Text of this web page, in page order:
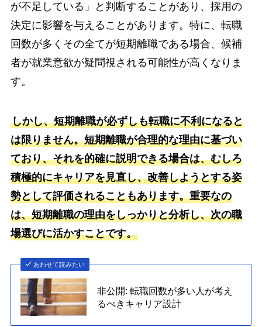
が不足している」と判断することがあり、採用の
決定に影響を与えることがあります。特に、転職
回数が多くその全てが短期離職である場合、候補
者が就業意欲が疑問視される可能性が高くなりま
す。
しかし、短期離職が必ずしも転職に不利になると
は限りません。短期離職が合理的な理由に基づい
ており、それを的確に説明できる場合は、むしろ
積極的にキャリアを見直し、改善しようとする姿
勢として評価されることもあります。重要なの
は、短期離職の理由をしっかりと分析し、次の職
場選びに活かすことです。
あわせて読みたい
非公開: 転職回数が多い人が考え
るべきキャリア設計